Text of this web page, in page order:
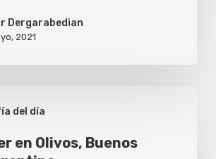
Dergarabedian
2021
del día
en Olivos, Buenos